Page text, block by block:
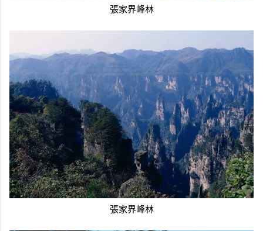
張家界峰林
張家界峰林